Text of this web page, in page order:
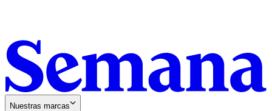
Nuestras marcas